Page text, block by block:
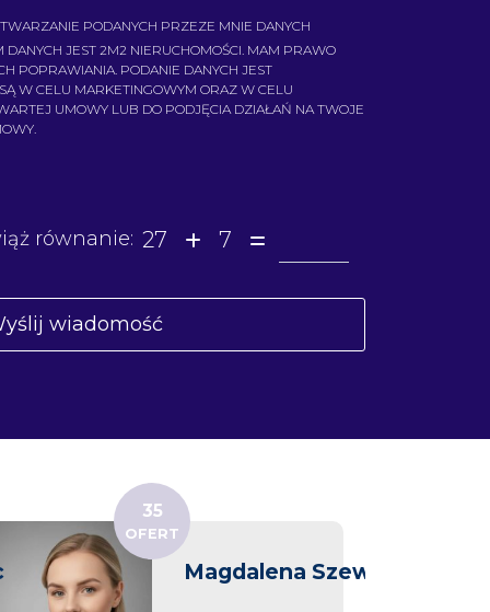
PODANYCH PRZEZE MNIE DANYCH
DANYCH JEST 2M2 NIERUCHOMOŚCI. MAM PRAWO
POPRAWIANIA. PODANIE DANYCH JEST
W CELU MARKETINGOWYM ORAZ W CELU
UMOWY LUB DO PODJĘCIA DZIAŁAŃ NA TWOJE
równanie: 27 7
Magdalena Szewc
35
OFERT